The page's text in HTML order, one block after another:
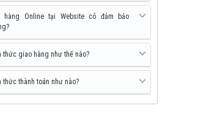
hàng Online tại Website có đảm bảo
thức giao hàng như thế nào?
thức thành toán như nào?